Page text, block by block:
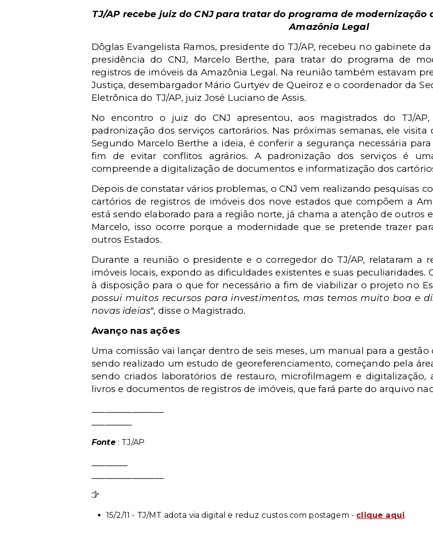
TJ/AP recebe juiz do CNJ para tratar do programa de modernização
Amazônia Legal
Dôglas Evangelista Ramos, presidente do TJ/AP, recebeu no gabinete
presidência do CNJ, Marcelo Berthe, para tratar do programa de
registros de imóveis da Amazônia Legal. Na reunião também estavam
Justiça, desembargador Mário Gurtyev de Queiroz e o coordenador da
Eletrônica do TJ/AP, juiz José Luciano de Assis.
No encontro o juiz do CNJ apresentou, aos magistrados do TJ/
padronização dos serviços cartorários. Nas próximas semanas, ele visita
Segundo Marcelo Berthe a ideia, é conferir a segurança necessária
fim de evitar conflitos agrários. A padronização dos serviços é
compreende a digitalização de documentos e informatização dos
Depois de constatar vários problemas, o CNJ vem realizando pesquisas
cartórios de registros de imóveis dos nove estados que compõem a
está sendo elaborado para a região norte, já chama a atenção de outros
Marcelo, isso ocorre porque a modernidade que se pretende trazer
outros Estados.
Durante a reunião o presidente e o corregedor do TJ/AP, relataram a
imóveis locais, expondo as dificuldades existentes e suas
à disposição para o que for necessário a fim de viabilizar o projeto no
possui muitos recursos para investimentos, mas temos muito boa e
novas ideias", disse o Magistrado.
Avanço nas ações
Uma comissão vai lançar dentro de seis meses, um manual para a
sendo realizado um estudo de georeferenciamento, começando pela
sendo criados laboratórios de restauro, microfilmagem e digitalização,
livros e documentos de registros de imóveis, que fará parte do arquivo
Fonte : TJ/AP
15/2/11 - TJ/MT adota via digital e reduz custos com postagem - clique aqui.